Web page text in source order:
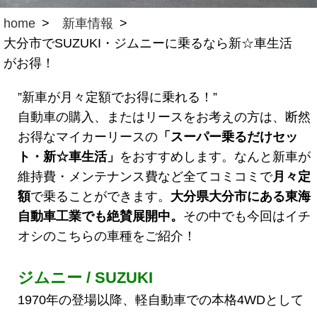
ロードサービス
レンタカー
home
新車情報
大分市でSUZUKI・ジムニーに乗るなら新☆車生活
がお得！
”新車が月々定額でお得に乗れる！”
自動車の購入、またはリースをお考えの方は、断然
お得なマイカーリースの 「スーパー乗るだけセッ
ト・新☆車生活」 をおすすめします。なんと新車が
維持費・メンテナンス費など全てコミコミで月々定
額で乗ることができます。 大分県大分市にある東海
自動車工業でも絶賛展開中。 その中でも今回はイチ
オシのこちらの車種をご紹介！
ジムニー / SUZUKI
1970年の登場以降、軽自動車での本格4WDとして